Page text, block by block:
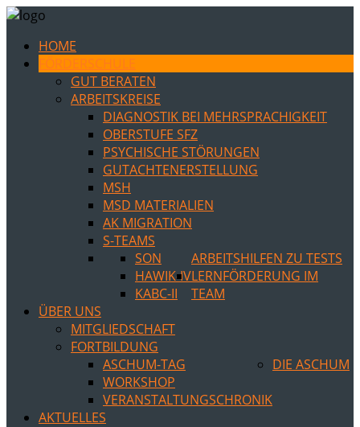
HOME
FÖRDERSCHULE
GUT BERATEN
ARBEITSKREISE
DIAGNOSTIK BEI MEHRSPRACHIGKEIT
OBERSTUFE SFZ
PSYCHISCHE STÖRUNGEN
GUTACHTENERSTELLUNG
MSH
MSD MATERIALIEN
AK MIGRATION
S-TEAMS
ARBEITSHILFEN ZU TESTS
SON
HAWIK-IV
KABC-II
LERNFÖRDERUNG IM
TEAM
ÜBER UNS
MITGLIEDSCHAFT
FORTBILDUNG
ASCHUM-TAG
WORKSHOP
VERANSTALTUNGSCHRONIK
DIE ASCHUM
AKTUELLES